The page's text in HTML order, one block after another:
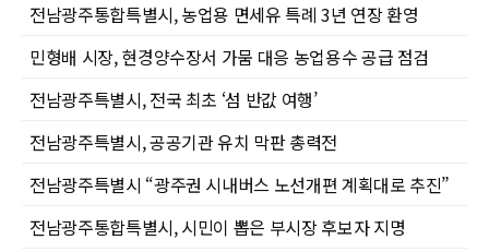
전남광주통합특별시, 농업용 면세유 특례 3년 연장 환영
민형배 시장, 현경양수장서 가뭄 대응 농업용수 공급 점검
전남광주특별시, 전국 최초 ‘섬 반값 여행’
전남광주특별시, 공공기관 유치 막판 총력전
전남광주특별시 “광주권 시내버스 노선개편 계획대로 추진”
전남광주통합특별시, 시민이 뽑은 부시장 후보자 지명